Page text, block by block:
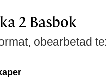
2 Basbok
obearbetad